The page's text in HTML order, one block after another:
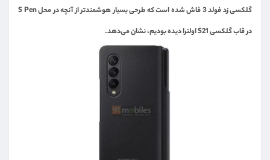
گلکسی زد فولد 3 فاش شده است که طرحی بسیار هوشمندتر از آنچه در محل S Pen
در قاب گلکسی S21 اولترا دیده بودیم، نشان می‌دهد.